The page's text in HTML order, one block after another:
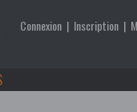
Connexion| Inscription|